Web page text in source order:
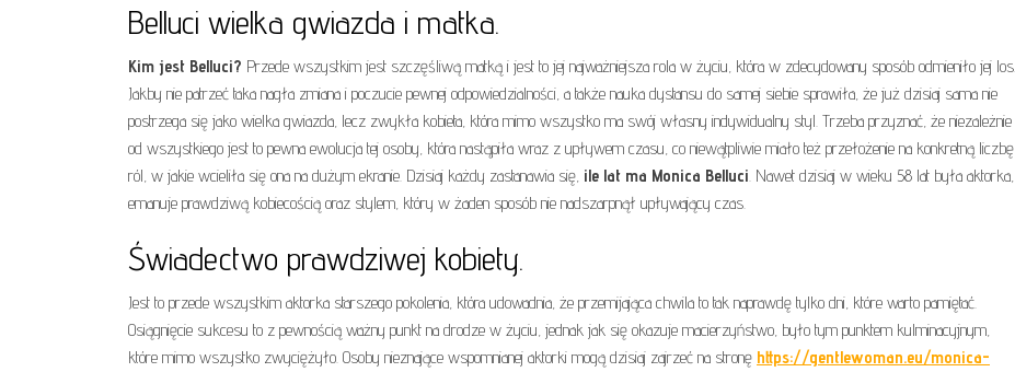
Belluci wielka gwiazda i matka.
Kim jest Belluci? Przede wszystkim jest szczęśliwą matką i jest to jej najważniejsza rola w życiu, która w zdecydowany sposób odmieniło jej los.
Jakby nie patrzeć taka nagła zmiana i poczucie pewnej odpowiedzialności, a także nauka dystansu do samej siebie sprawiła, że już dzisiaj sama nie
postrzega się jako wielka gwiazda, lecz zwykła kobieta, która mimo wszystko ma swój własny indywidualny styl. Trzeba przyznać, że niezależnie
od wszystkiego jest to pewna ewolucja tej osoby, która nastąpiła wraz z upływem czasu, co niewątpliwie miało też przełożenie na konkretną liczbę
ról, w jakie wcieliła się ona na dużym ekranie. Dzisiaj każdy zastanawia się, ile lat ma Monica Belluci . Nawet dzisiaj w wieku 58 lat była aktorka,
emanuje prawdziwą kobiecością oraz stylem, który w żaden sposób nie nadszarpnął upływający czas.
Świadectwo prawdziwej kobiety.
Jest to przede wszystkim aktorka starszego pokolenia, która udowadnia, że przemijająca chwila to tak naprawdę tylko dni, które warto pamiętać.
Osiągnięcie sukcesu to z pewnością ważny punkt na drodze w życiu, jednak jak się okazuje macierzyństwo, było tym punktem kulminacyjnym,
które mimo wszystko zwyciężyło. Osoby nieznające wspomnianej aktorki mogą dzisiaj zajrzeć na stronę https://gentlewoman.eu/monica-